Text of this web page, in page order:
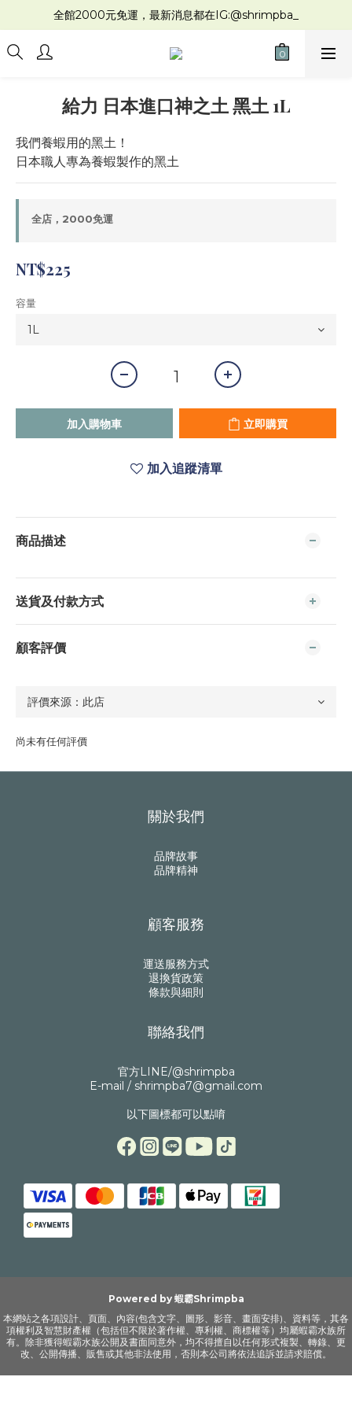
全館2000元免運，最新消息都在IG:@shrimpba_
給力 日本進口神之土 黑土 1L
我們養蝦用的黑土！
日本職人專為養蝦製作的黑土
全店，2000免運
NT$225
容量
加入購物車 立即購買
加入追蹤清單
商品描述
送貨及付款方式
顧客評價
尚未有任何評價
關於我們
品牌故事
品牌精神
顧客服務
運送服務方式
退換貨政策
條款與細則
聯絡我們
官方LINE/@shrimpba
E-mail / shrimpba7@gmail.com
以下圖標都可以點唷
Powered by 蝦霸Shrimpba
本網站之各項設計、頁面、內容(包含文字、圖形、影音、畫面安排)、資料等，其各
項權利及智慧財產權（包括但不限於著作權、專利權、商標權等）均屬蝦霸水族所
有。除非獲得蝦霸水族公開及書面同意外，均不得擅自以任何形式複製、轉錄、更
改、公開傳播、販售或其他非法使用，否則本公司將依法追訴並請求賠償。